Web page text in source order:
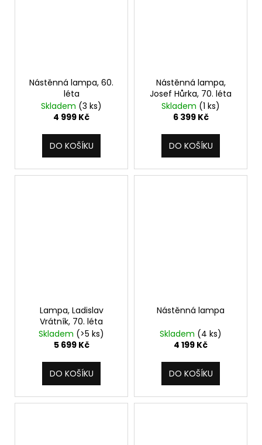
Nástěnná lampa, 60.
léta
Skladem (3 ks)
4 999 Kč
DO KOŠÍKU
Nástěnná lampa,
Josef Hůrka, 70. léta
Skladem (1 ks)
6 399 Kč
DO KOŠÍKU
Lampa, Ladislav
Vrátník, 70. léta
Skladem (>5 ks)
5 699 Kč
DO KOŠÍKU
Nástěnná lampa
Skladem (4 ks)
4 199 Kč
DO KOŠÍKU